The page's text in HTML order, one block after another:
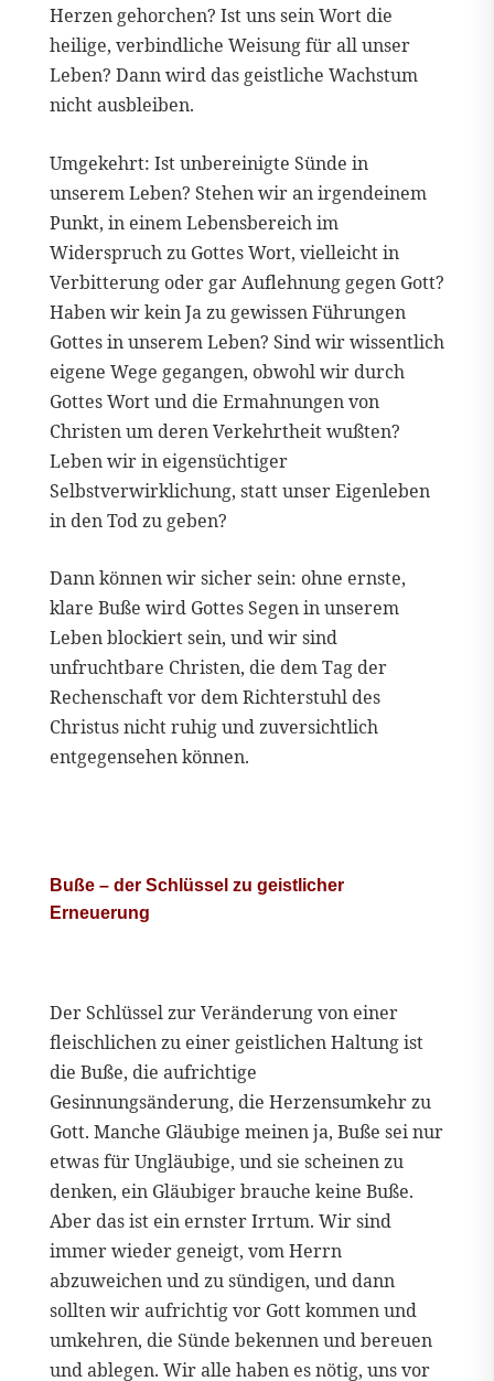
Herzen gehorchen? Ist uns sein Wort die
heilige, verbindliche Weisung für all unser
Leben? Dann wird das geistliche Wachstum
nicht ausbleiben.
Umgekehrt: Ist unbereinigte Sünde in
unserem Leben? Stehen wir an irgendeinem
Punkt, in einem Lebensbereich im
Widerspruch zu Gottes Wort, vielleicht in
Verbitterung oder gar Auflehnung gegen Gott?
Haben wir kein Ja zu gewissen Führungen
Gottes in unserem Leben? Sind wir wissentlich
eigene Wege gegangen, obwohl wir durch
Gottes Wort und die Ermahnungen von
Christen um deren Verkehrtheit wußten?
Leben wir in eigensüchtiger
Selbstverwirklichung, statt unser Eigenleben
in den Tod zu geben?
Dann können wir sicher sein: ohne ernste,
klare Buße wird Gottes Segen in unserem
Leben blockiert sein, und wir sind
unfruchtbare Christen, die dem Tag der
Rechenschaft vor dem Richterstuhl des
Christus nicht ruhig und zuversichtlich
entgegensehen können.
Buße – der Schlüssel zu geistlicher
Erneuerung
Der Schlüssel zur Veränderung von einer
fleischlichen zu einer geistlichen Haltung ist
die Buße, die aufrichtige
Gesinnungsänderung, die Herzensumkehr zu
Gott. Manche Gläubige meinen ja, Buße sei nur
etwas für Ungläubige, und sie scheinen zu
denken, ein Gläubiger brauche keine Buße.
Aber das ist ein ernster Irrtum. Wir sind
immer wieder geneigt, vom Herrn
abzuweichen und zu sündigen, und dann
sollten wir aufrichtig vor Gott kommen und
umkehren, die Sünde bekennen und bereuen
und ablegen. Wir alle haben es nötig, uns vor